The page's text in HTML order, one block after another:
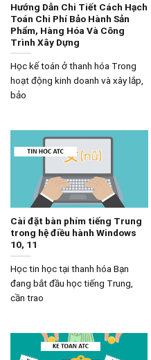
Hướng Dẫn Chi Tiết Cách Hạch
Toán Chi Phí Bảo Hành Sản
Phẩm, Hàng Hóa Và Công
Trình Xây Dựng
Học kế toán ở thanh hóa Trong
hoạt động kinh doanh và xây lắp,
bảo
Cài đặt bàn phím tiếng Trung
trong hệ điều hành Windows
10, 11
Học tin học tại thanh hóa Bạn
đang bắt đầu học tiếng Trung,
cần trao